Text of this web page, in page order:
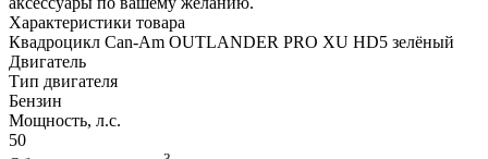
Характеристики товара
Квадроцикл Can-Am OUTLANDER PRO XU HD5 зелёный
Двигатель
Тип двигателя
Бензин
Мощность, л.с.
50